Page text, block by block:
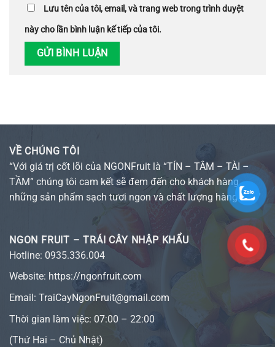
Lưu tên của tôi, email, và trang web trong trình duyệt
này cho lần bình luận kế tiếp của tôi.
VỀ CHÚNG TÔI
“Với giá trị cốt lõi của NGONFruit là “TÍN – TÂM – TÀI –
TẦM” chúng tôi cam kết sẽ đem đến cho khách hàng
những sản phẩm sạch tươi ngon và chất lượng hàng đầu”
NGON FRUIT – TRÁI CÂY NHẬP KHẨU
Hotline: 0935.336.004
Website: https://ngonfruit.com
Email: TraiCayNgonFruit@gmail.com
Thời gian làm việc: 07:00 – 22:00
(Thứ Hai – Chủ Nhật)